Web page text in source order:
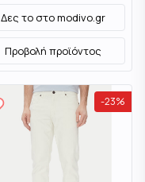
Δες το στοmodivo.gr
Προβολή προϊόντος
-23%